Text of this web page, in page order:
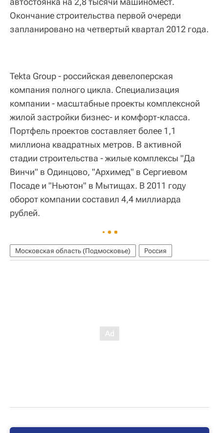
Окончание строительства первой очереди
запланировано на четвертый квартал 2012 года.
Tekta Group - российская девелоперская
компания полного цикла. Специализация
компании - масштабные проекты комплексной
жилой застройки бизнес- и комфорт-класса.
Портфель проектов составляет более 1,1
миллиона квадратных метров. В активной
стадии строительства - жилые комплексы "Да
Винчи" в Одинцово, "Архимед" в Сергиевом
Посаде и "Ньютон" в Мытищах. В 2011 году
оборот компании составил 4,4 миллиарда
рублей.
Московская область (Подмосковье) Россия